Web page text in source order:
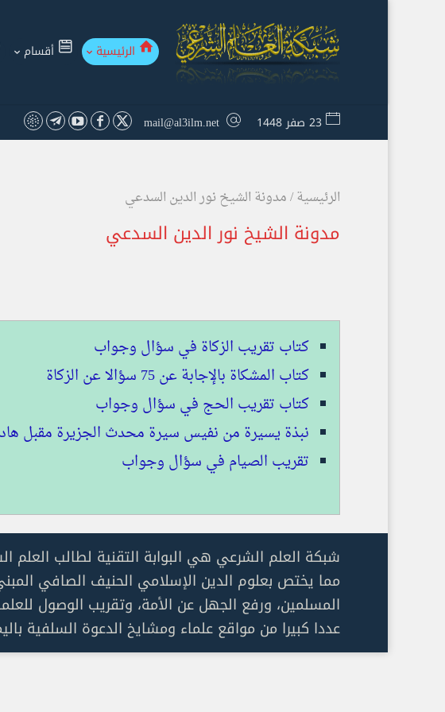
الرئيسية أقسام
23 صفر 1448 mail@al3ilm.net
الرئيسية/مدونة الشيخ نور الدين السدعي
مدونة الشيخ نور الدين السدعي
كتاب تقريب الزكاة في سؤال وجواب
كتاب المشكاة بالإجابة عن 75 سؤالا عن الزكاة
كتاب تقريب الحج في سؤال وجواب
نبذة يسيرة من نفيس سيرة محدث الجزيرة مقبل
‏‏تقريب الصيام في سؤال وجواب
شبكة العلم الشرعي هي البوابة التقنية لطالب
مما يختص بعلوم الدين الإسلامي الحنيف الصافي
عددا كبيرا من مواقع علماء ومشايخ الدعوة السلفية